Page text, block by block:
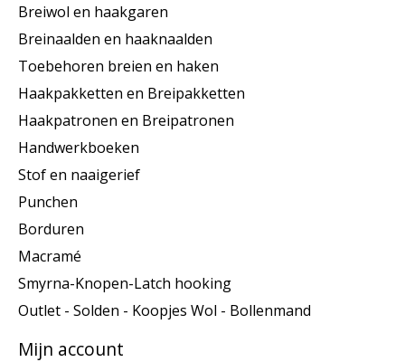
Breiwol en haakgaren
Breinaalden en haaknaalden
Toebehoren breien en haken
Haakpakketten en Breipakketten
Haakpatronen en Breipatronen
Handwerkboeken
Stof en naaigerief
Punchen
Borduren
Macramé
Smyrna-Knopen-Latch hooking
Outlet - Solden - Koopjes Wol - Bollenmand
Mijn account